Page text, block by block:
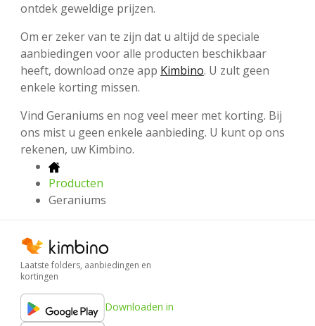
ontdek geweldige prijzen.
Om er zeker van te zijn dat u altijd de speciale
aanbiedingen voor alle producten beschikbaar
heeft, download onze app Kimbino. U zult geen
enkele korting missen.
Vind Geraniums en nog veel meer met korting. Bij
ons mist u geen enkele aanbieding. U kunt op ons
rekenen, uw Kimbino.
Producten
Geraniums
Laatste folders, aanbiedingen en
kortingen
Downloaden in